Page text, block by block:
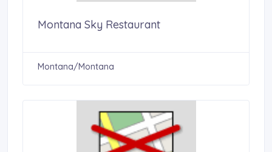
Montana Sky Restaurant
Montana/Montana